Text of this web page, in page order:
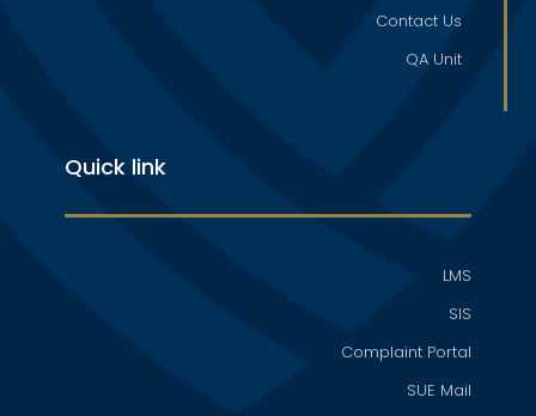
Contact Us
QA Unit
Quick link
LMS
SIS
Complaint Portal
SUE Mail